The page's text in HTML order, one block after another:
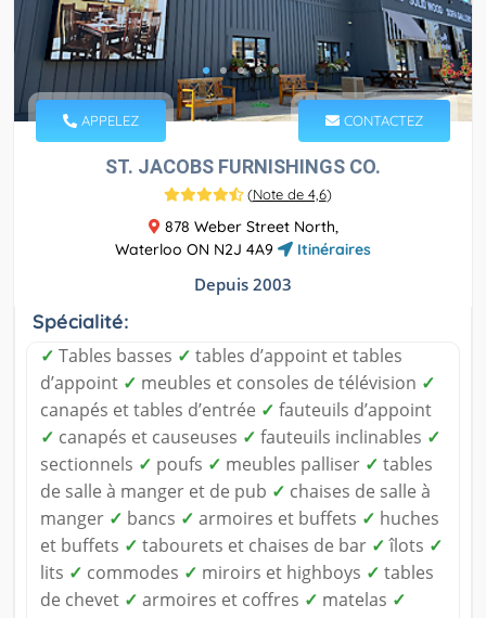
APPELEZ CONTACTEZ
ST. JACOBS FURNISHINGS CO.
(Note de 4,6)
878 Weber Street North,
Waterloo ON N2J 4A9
Itinéraires
Depuis 2003
Spécialité:
✓ Tables basses ✓ tables d’appoint et tables
d’appoint ✓ meubles et consoles de télévision ✓
canapés et tables d’entrée ✓ fauteuils d’appoint
✓ canapés et causeuses ✓ fauteuils inclinables ✓
sectionnels ✓ poufs ✓ meubles palliser ✓ tables
de salle à manger et de pub ✓ chaises de salle à
manger ✓ bancs ✓ armoires et buffets ✓ huches
et buffets ✓ tabourets et chaises de bar ✓îlots ✓
lits ✓ commodes ✓ miroirs et highboys ✓ tables
de chevet ✓ armoires et coffres ✓ matelas ✓